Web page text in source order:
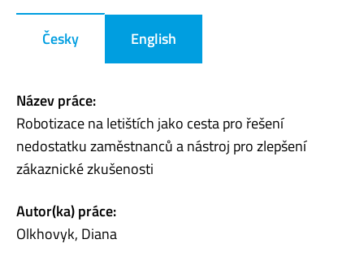
Česky English
Název práce:
Robotizace na letištích jako cesta pro řešení
nedostatku zaměstnanců a nástroj pro zlepšení
zákaznické zkušenosti
Autor(ka) práce:
Olkhovyk, Diana